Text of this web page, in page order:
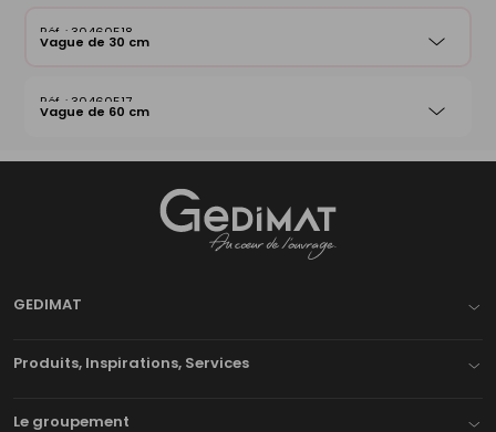
30460518
Vague de 30 cm
30460517
Vague de 60 cm
GEDIMAT
Produits, Inspirations, Services
Le groupement